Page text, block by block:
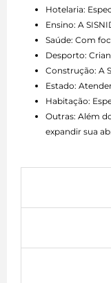
Hotelaria:
Ensino: A
Saúde: Com
Desporto:
Construção: A
Estado:
Habitação:
Outras: Além
expandir sua